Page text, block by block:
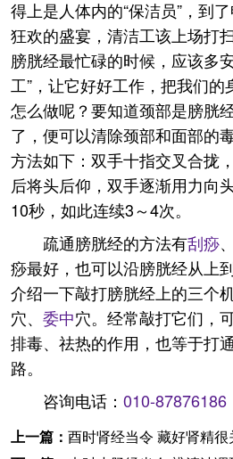
得上是人体内的“保洁员”，到
狂欢的盛宴，清洁工该上场打
膀胱经最忙碌的时候，应该多
工”，让它好好工作，把我们的
怎么做呢？要知道颈部是膀胱
了，便可以清除颈部和面部的
方法如下：双手十指交叉合拢
后将头后仰，双手逐渐用力向
10秒，如此连续3～4次。
疏通膀胱经的方法有刮痧
痧最好，也可以沿膀胱经从上
介绍一下敲打膀胱经上的三
穴、 委中穴。经常敲打它们，
排毒、祛热的作用，也等于打
路。
咨询电话： 010-87876186
上一篇： 酉时肾经当令 藏好肾精很